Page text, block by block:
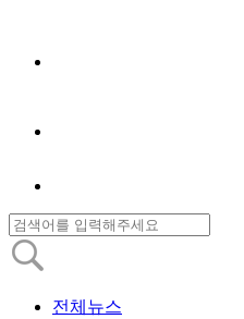
전체뉴스